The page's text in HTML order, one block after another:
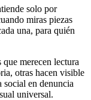
solo por
miras piezas
una, para quién
merecen lectura
otras hacen visible
social en denuncia
universal.